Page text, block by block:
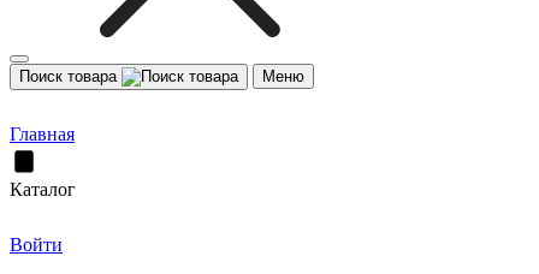
Поиск товара Меню
Главная
Каталог
Войти